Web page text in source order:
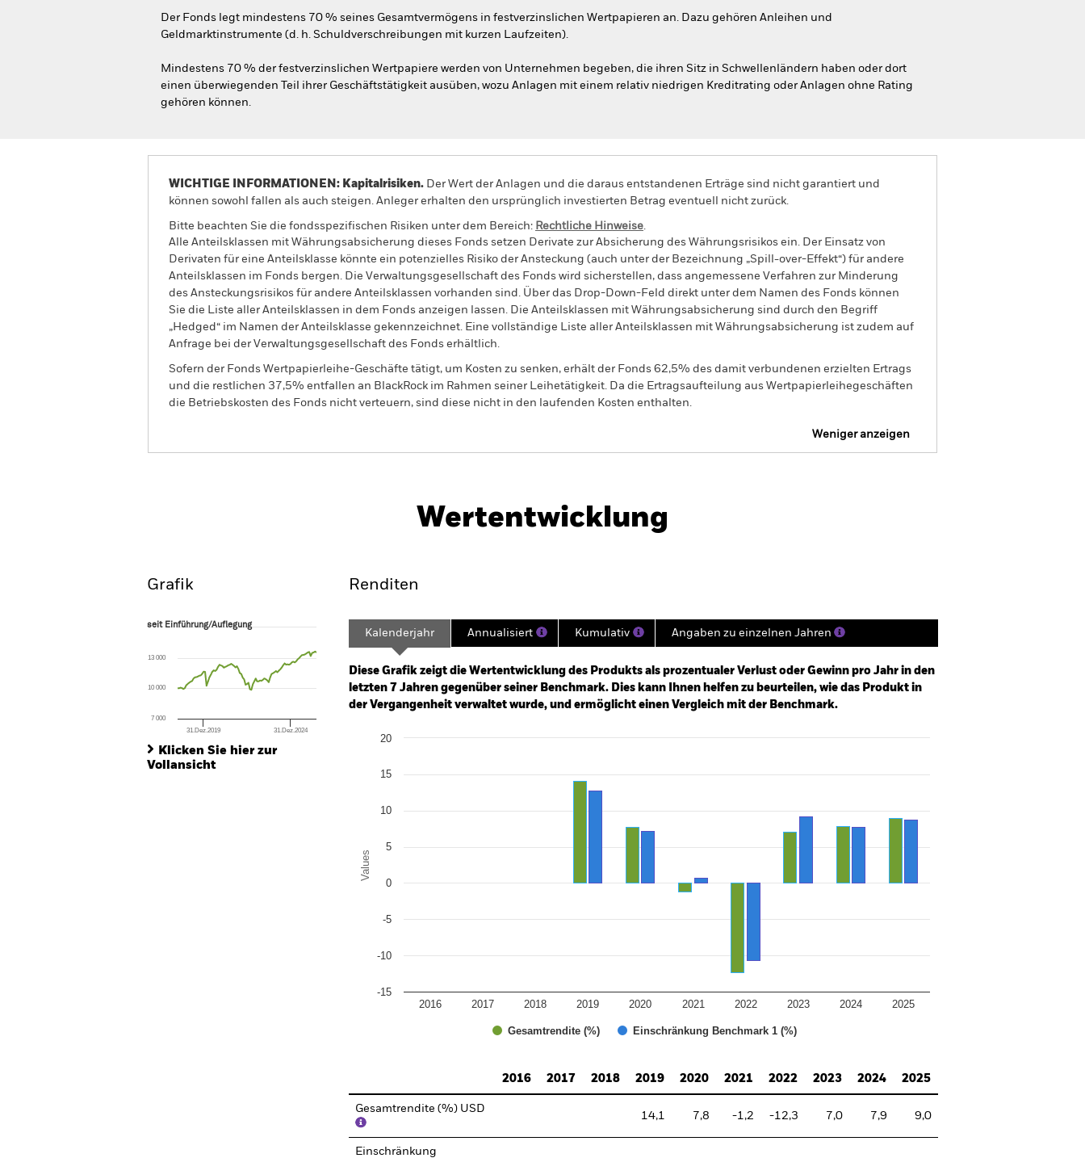
Der Fonds legt mindestens 70 % seines Gesamtvermögens in festverzinslichen Wertpapieren an. Dazu gehören Anleihen und
Geldmarktinstrumente (d. h. Schuldverschreibungen mit kurzen Laufzeiten).
Mindestens 70 % der festverzinslichen Wertpapiere werden von Unternehmen begeben, die ihren Sitz in Schwellenländern haben oder dort
einen überwiegenden Teil ihrer Geschäftstätigkeit ausüben, wozu Anlagen mit einem relativ niedrigen Kreditrating oder Anlagen ohne Rating
gehören können.
WICHTIGE INFORMATIONEN: Kapitalrisiken. Der Wert der Anlagen und die daraus entstandenen Erträge sind nicht garantiert und
können sowohl fallen als auch steigen. Anleger erhalten den ursprünglich investierten Betrag eventuell nicht zurück.
Bitte beachten Sie die fondsspezifischen Risiken unter dem Bereich: Rechtliche Hinweise.
Alle Anteilsklassen mit Währungsabsicherung dieses Fonds setzen Derivate zur Absicherung des Währungsrisikos ein. Der Einsatz von
Derivaten für eine Anteilsklasse könnte ein potenzielles Risiko der Ansteckung (auch unter der Bezeichnung „Spill-over-Effekt“) für andere
Anteilsklassen im Fonds bergen. Die Verwaltungsgesellschaft des Fonds wird sicherstellen, dass angemessene Verfahren zur Minderung
des Ansteckungsrisikos für andere Anteilsklassen vorhanden sind. Über das Drop-Down-Feld direkt unter dem Namen des Fonds können
Sie die Liste aller Anteilsklassen in dem Fonds anzeigen lassen. Die Anteilsklassen mit Währungsabsicherung sind durch den Begriff
„Hedged“ im Namen der Anteilsklasse gekennzeichnet. Eine vollständige Liste aller Anteilsklassen mit Währungsabsicherung ist zudem auf
Anfrage bei der Verwaltungsgesellschaft des Fonds erhältlich.
Sofern der Fonds Wertpapierleihe-Geschäfte tätigt, um Kosten zu senken, erhält der Fonds 62,5% des damit verbundenen erzielten Ertrags
und die restlichen 37,5% entfallen an BlackRock im Rahmen seiner Leihetätigkeit. Da die Ertragsaufteilung aus Wertpapierleihegeschäften
die Betriebskosten des Fonds nicht verteuern, sind diese nicht in den laufenden Kosten enthalten.
Weniger anzeigen
Herunterladen
Wertentwicklung
Grafik
seit Einführung/Auflegung
The chart has 1 X axis displaying Time. Range: 2018-07-01 00:00:00 to 2026-07-31 00:00:00.
The chart has 1 Y axis displaying values. Range: -30 to 60.
seit Einführung/Auflegung
31.Dez.2019 31.Dez.2024
7 000
10 000
13 000
Klicken Sie hier zur
Vollansicht
Renditen
Kalenderjahr Annualisiert Kumulativ Angaben zu einzelnen Jahren
Diese Grafik zeigt die Wertentwicklung des Produkts als prozentualer Verlust oder Gewinn pro Jahr in den
letzten 7 Jahren gegenüber seiner Benchmark. Dies kann Ihnen helfen zu beurteilen, wie das Produkt in
der Vergangenheit verwaltet wurde, und ermöglicht einen Vergleich mit der Benchmark.
Bar chart with 2 data series.
The chart has 1 Y axis displaying Values. Range: -15 to 20.
Values
Gesamtrendite (%) Einschränkung Benchmark 1 (%)
2016 2017 2018 2019 2020 2021 2022 2023 2024 2025
-15
-10
-5
0
5
10
15
20
2016
2017 2018 2019 2020 2021 2022 2023 2024 2025
Gesamtrendite (%) USD
14,1 7,8 -1,2 -12,3 7,0 7,9 9,0
Einschränkung